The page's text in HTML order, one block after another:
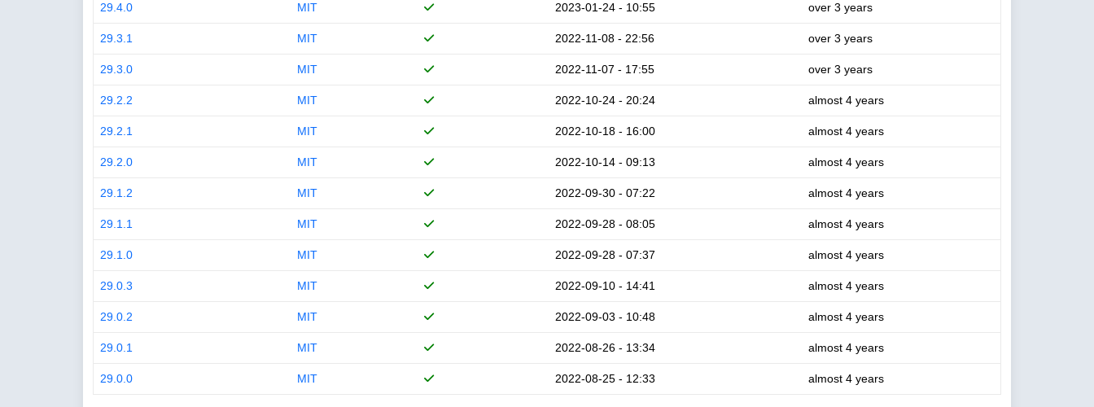
29.4.0 MIT 2023-01-24 - 10:55 over 3 years
29.3.1 MIT 2022-11-08 - 22:56 over 3 years
29.3.0 MIT 2022-11-07 - 17:55 over 3 years
29.2.2 MIT 2022-10-24 - 20:24 almost 4 years
29.2.1 MIT 2022-10-18 - 16:00 almost 4 years
29.2.0 MIT 2022-10-14 - 09:13 almost 4 years
29.1.2 MIT 2022-09-30 - 07:22 almost 4 years
29.1.1 MIT 2022-09-28 - 08:05 almost 4 years
29.1.0 MIT 2022-09-28 - 07:37 almost 4 years
29.0.3 MIT 2022-09-10 - 14:41 almost 4 years
29.0.2 MIT 2022-09-03 - 10:48 almost 4 years
29.0.1 MIT 2022-08-26 - 13:34 almost 4 years
29.0.0 MIT 2022-08-25 - 12:33 almost 4 years